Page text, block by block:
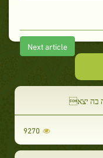
Next article
בה יצא
9270